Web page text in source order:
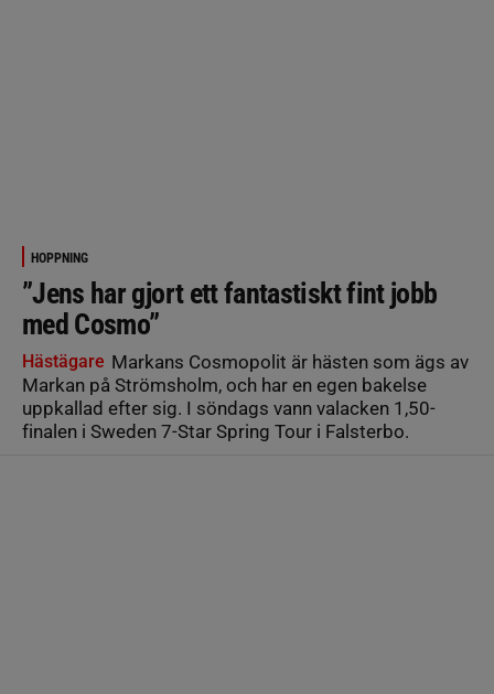
HOPPNING
”Jens har gjort ett fantastiskt fint jobb
med Cosmo”
Hästägare Markans Cosmopolit är hästen som ägs av
Markan på Strömsholm, och har en egen bakelse
uppkallad efter sig. I söndags vann valacken 1,50-
finalen i Sweden 7-Star Spring Tour i Falsterbo.